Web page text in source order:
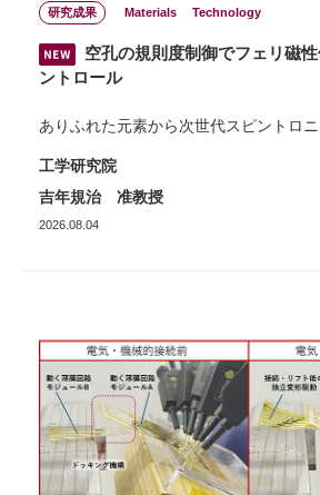
研究成果 Materials Technology
空孔の規則度制御でフェリ磁
ントロール
ありふれた元素から次世代スピントロ
工学研究院
吉年規治 准教授
2026.08.04